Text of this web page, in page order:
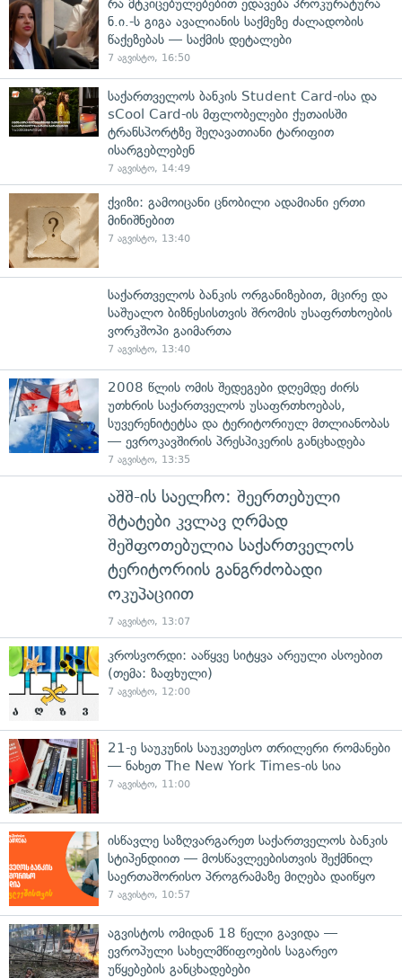
რა მტკიცებულებებით ედავება პროკურატურა
ნ.ი.-ს გიგა ავალიანის საქმეზე ძალადობის
წაქეზებას — საქმის დეტალები
7 აგვისტო, 16:50
საქართველოს ბანკის Student Card-ისა და
sCool Card-ის მფლობელები ქუთაისში
ტრანსპორტზე შეღავათიანი ტარიფით
ისარგებლებენ
7 აგვისტო, 14:49
ქვიზი: გამოიცანი ცნობილი ადამიანი ერთი
მინიშნებით
7 აგვისტო, 13:40
საქართველოს ბანკის ორგანიზებით, მცირე და
საშუალო ბიზნესისთვის შრომის უსაფრთხოების
ვორკშოპი გაიმართა
7 აგვისტო, 13:40
2008 წლის ომის შედეგები დღემდე ძირს
უთხრის საქართველოს უსაფრთხოებას,
სუვერენიტეტსა და ტერიტორიულ მთლიანობას
— ევროკავშირის პრესპიკერის განცხადება
7 აგვისტო, 13:35
აშშ-ის საელჩო: შეერთებული
შტატები კვლავ ღრმად
შეშფოთებულია საქართველოს
ტერიტორიის განგრძობადი
ოკუპაციით
7 აგვისტო, 13:07
კროსვორდი: ააწყვე სიტყვა არეული ასოებით
(თემა: ზაფხული)
7 აგვისტო, 12:00
21-ე საუკუნის საუკეთესო თრილერი რომანები
— ნახეთ The New York Times-ის სია
7 აგვისტო, 11:00
ისწავლე საზღვარგარეთ საქართველოს ბანკის
სტიპენდიით — მოსწავლეებისთვის შექმნილ
საერთაშორისო პროგრამაზე მიღება დაიწყო
7 აგვისტო, 10:57
აგვისტოს ომიდან 18 წელი გავიდა —
ევროპული სახელმწიფოების საგარეო
უწყებების განცხადებები